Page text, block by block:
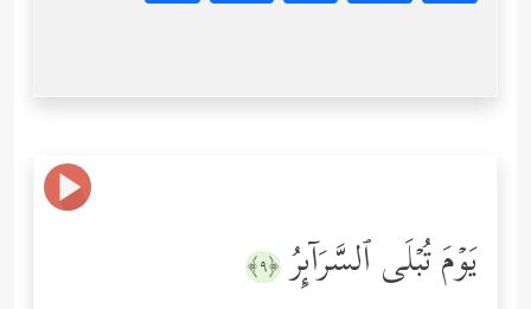
یَوۡمَ تُبۡلَى ٱلسَّرَاۤىِٕرُ ﴿٩﴾